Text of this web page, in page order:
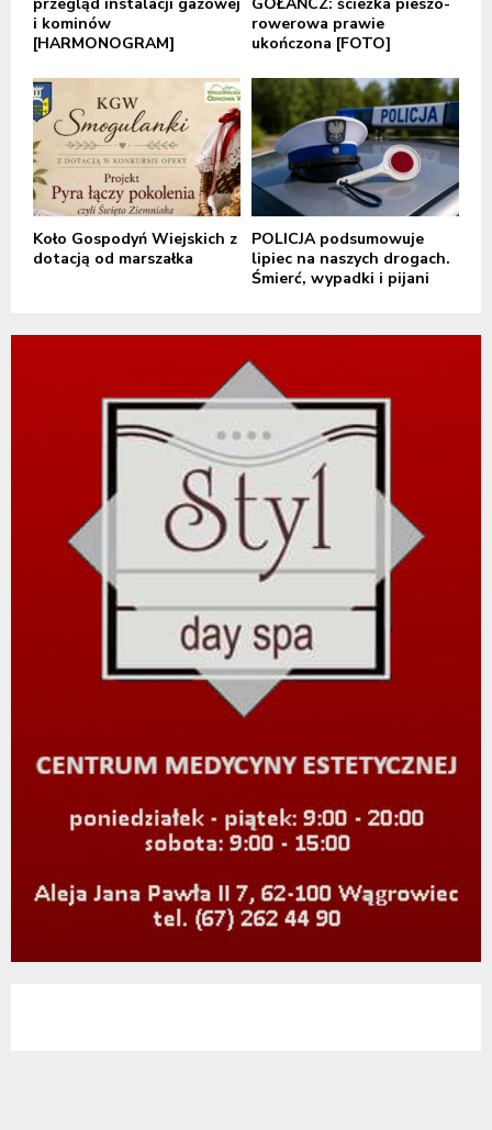
przegląd instalacji gazowej
i kominów
[HARMONOGRAM]
GOŁAŃCZ: ścieżka pieszo-
rowerowa prawie
ukończona [FOTO]
Koło Gospodyń Wiejskich z
dotacją od marszałka
POLICJA podsumowuje
lipiec na naszych drogach.
Śmierć, wypadki i pijani